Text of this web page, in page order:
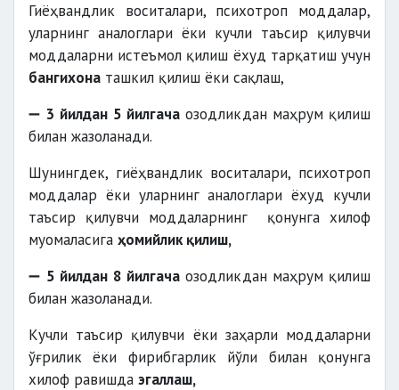
Гиёҳвандлик воситалари, психотроп моддалар,
уларнинг аналоглари ёки кучли таъсир қилувчи
моддаларни истеъмол қилиш ёхуд тарқатиш учун
бангихона ташкил қилиш ёки сақлаш,
➖ 3 йилдан 5 йилгачаозодликдан маҳрум қилиш
билан жазоланади.
Шунингдек, гиёҳвандлик воситалари, психотроп
моддалар ёки уларнинг аналоглари ёхуд кучли
таъсир қилувчи моддаларнинг қонунга хилоф
муомаласига ҳомийлик қилиш,
➖ 5 йилдан 8 йилгачаозодликдан маҳрум қилиш
билан жазоланади.
Кучли таъсир қилувчи ёки заҳарли моддаларни
ўғрилик ёки фирибгарлик йўли билан қонунга
хилоф равишда эгаллаш,